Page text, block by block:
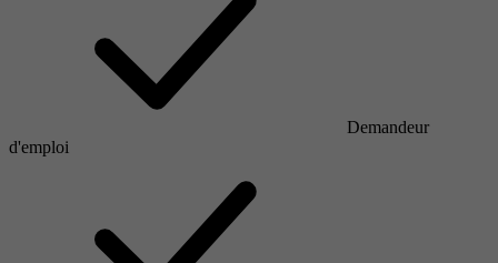
Demandeur
d'emploi